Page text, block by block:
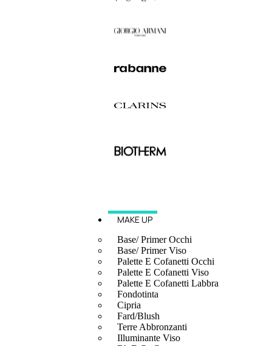
MAKE UP
Base/ Primer Occhi
Base/ Primer Viso
Palette E Cofanetti Occhi
Palette E Cofanetti Viso
Palette E Cofanetti Labbra
Fondotinta
Cipria
Fard/Blush
Terre Abbronzanti
Illuminante Viso